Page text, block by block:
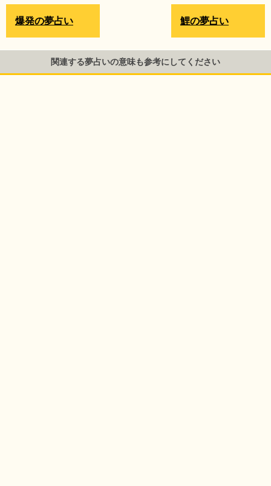
鯉の夢占い
爆発の夢占い
関連する夢占いの意味も参考にしてください